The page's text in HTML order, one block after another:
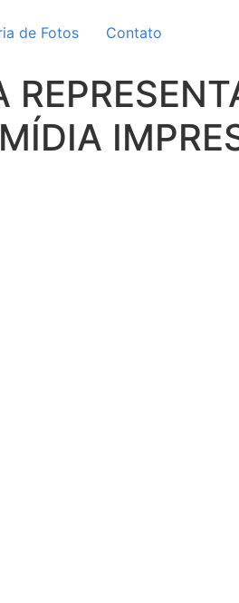
de Fotos Contato